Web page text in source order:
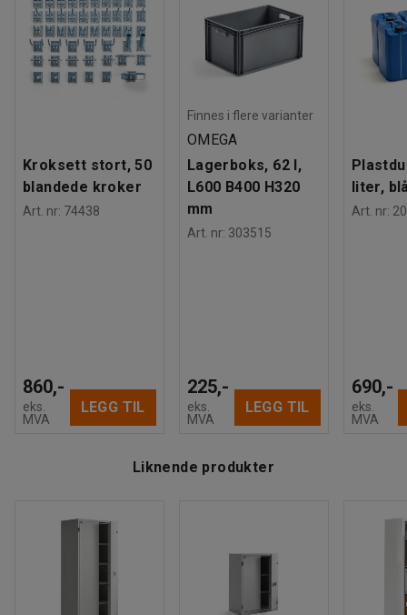
kontorer.
Du kan velge mellom nøkkellås og elektronisk kodelås.
Materiale: Stål
Antall hyller: 3
Anbefalt antall personer til håndtering: 1
Beregnet håndteringstid/person
Kroksett stort, 50
blandede kroker
Art. nr: 74438
860,-
eks.
MVA
LEGG TIL
Finnes i flere varianter
OMEGA
Lagerboks, 62 l,
L600 B400 H320
mm
Art. nr: 303515
225,-
eks.
MVA
LEGG TIL
liter,
Art. nr:
690,-
eks.
MVA
Liknende produkter